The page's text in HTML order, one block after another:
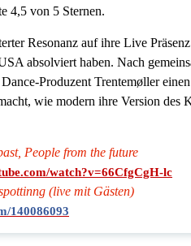
4,5 von 5 Sternen.
Resonanz auf ihre Live
absolviert haben. Nach
Produzent Trentemøller
wie modern ihre Version des
People from the future
watch?v=66CfgCgH-lc
(live mit Gästen)
140086093